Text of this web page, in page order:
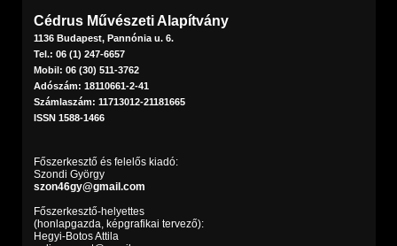
Cédrus Művészeti Alapítvány
1136 Budapest, Pannónia u. 6.
Tel.: 06 (1) 247-6657
Mobil: 06 (30) 511-3762
Adószám: 18110661-2-41
Számlaszám: 11713012-21181665
ISSN 1588-1466
Főszerkesztő és felelős kiadó:
Szondi György
szon46gy@gmail.com
Főszerkesztő-helyettes
(honlapgazda, képgrafikai tervező):
Hegyi-Botos Attila